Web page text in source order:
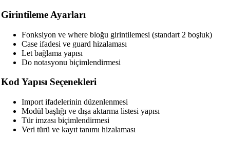
🔧 TOOLS
HTML Beautifier
CSS Beautifier
TypeScript Beautifier
JSX Beautifier
Girintileme Ayarları
Fonksiyon ve where bloğu girintilemesi (standart 2 boşluk)
Case ifadesi ve guard hizalaması
Let bağlama yapısı
Do notasyonu biçimlendirmesi
Kod Yapısı Seçenekleri
Import ifadelerinin düzenlenmesi
Modül başlığı ve dışa aktarma listesi yapısı
Tür imzası biçimlendirmesi
Veri türü ve kayıt tanımı hizalaması